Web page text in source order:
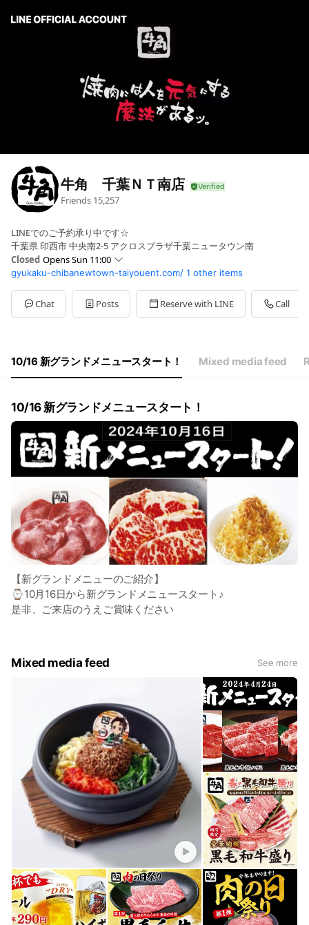
牛角 千葉ＮＴ南店
Friends 15,257
LINEでのご予約承り中です☆
千葉県 印西市 中央南2-5 アクロスプラザ千葉ニュータウン南
Closed Opens Sun 11:00
Sun11:00 - 22:00
Mon11:00 - 22:00
Tue11:00 - 22:00
Wed11:00 - 22:00
11:00 - 22:00
ご予約はLINEより承っております♪
gyukaku-chibanewtown-taiyouent.com/ 1 other items
Chat Posts Reserve with LINE Call
10/16 新グランドメニュースタート！ Mixed media feed
10/16 新グランドメニュースタート！
【新グランドメニューのご紹介】
⌚10月16日から新グランドメニュースタート♪
是非、ご来店のうえご賞味ください
Mixed media feed See more